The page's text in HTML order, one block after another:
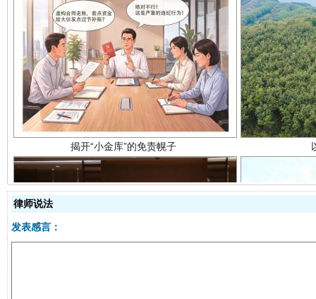
揭开“小金库”的免责幌子
受贿1.44亿！段成刚被判无期 从幼
律师说法
发表感言：